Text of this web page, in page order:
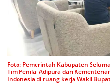
Foto: Pemerintah Kabupaten
Tim Penilai Adipura dari
Indonesia di ruang kerja Wakil